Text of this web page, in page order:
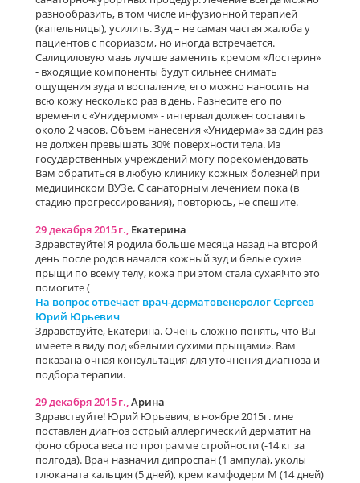
разнообразить, в том числе инфузионной терапией
(капельницы), усилить. Зуд – не самая частая жалоба у
пациентов с псориазом, но иногда встречается.
Салициловую мазь лучше заменить кремом «Лостерин»
- входящие компоненты будут сильнее снимать
ощущения зуда и воспаление, его можно наносить на
всю кожу несколько раз в день. Разнесите его по
времени с «Унидермом» - интервал должен составить
около 2 часов. Объем нанесения «Унидерма» за один раз
не должен превышать 30% поверхности тела. Из
государственных учреждений могу порекомендовать
Вам обратиться в любую клинику кожных болезней при
медицинском ВУЗе. С санаторным лечением пока (в
стадию прогрессирования), повторюсь, не спешите.
29 декабря 2015 г., Екатерина
Здравствуйте! Я родила больше месяца назад на второй
день после родов начался кожный зуд и белые сухие
прыщи по всему телу, кожа при этом стала сухая!что это
помогите (
На вопрос отвечает врач-дерматовенеролог Сергеев
Юрий Юрьевич
Здравствуйте, Екатерина. Очень сложно понять, что Вы
имеете в виду под «белыми сухими прыщами». Вам
показана очная консультация для уточнения диагноза и
подбора терапии.
29 декабря 2015 г.,Арина
Здравствуйте! Юрий Юрьевич, в ноябре 2015г. мне
поставлен диагноз острый аллергический дерматит на
фоно сброса веса по программе стройности (-14 кг за
полгода). Врач назначил дипроспан (1 ампула), уколы
глюканата кальция (5 дней), крем камфодерм М (14 дней)